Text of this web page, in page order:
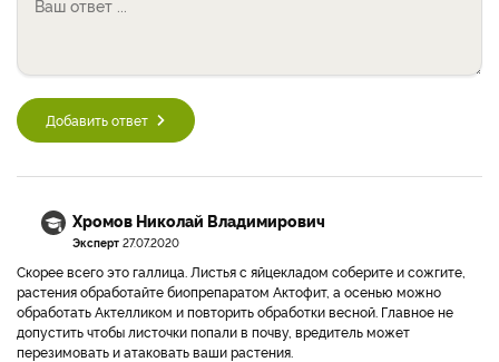
Добавить ответ
Хромов Николай Владимирович
Эксперт 27.07.2020
Скорее всего это галлица. Листья с яйцекладом соберите и сожгите,
растения обработайте биопрепаратом Актофит, а осенью можно
обработать Актелликом и повторить обработки весной. Главное не
допустить чтобы листочки попали в почву, вредитель может
перезимовать и атаковать ваши растения.